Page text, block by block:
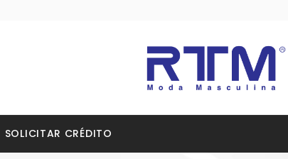
SOLICITAR CRÉDITO